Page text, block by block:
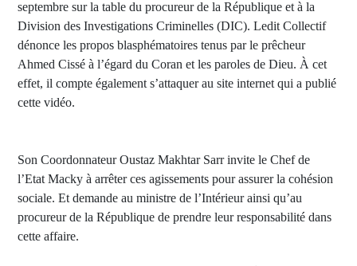
septembre sur la table du procureur de la République et à la
Division des Investigations Criminelles (DIC). Ledit Collectif
dénonce les propos blasphématoires tenus par le prêcheur
Ahmed Cissé à l’égard du Coran et les paroles de Dieu. À cet
effet, il compte également s’attaquer au site internet qui a publié
cette vidéo.
Son Coordonnateur Oustaz Makhtar Sarr invite le Chef de
l’Etat Macky à arrêter ces agissements pour assurer la cohésion
sociale. Et demande au ministre de l’Intérieur ainsi qu’au
procureur de la République de prendre leur responsabilité dans
cette affaire.